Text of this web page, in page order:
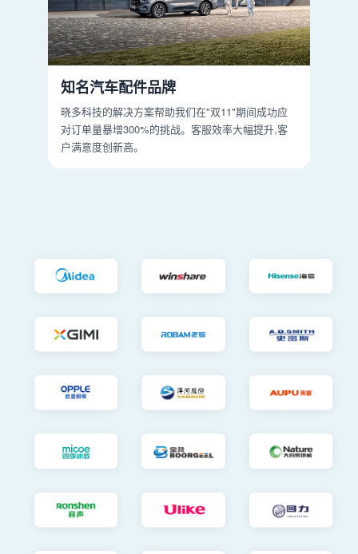
知名汽车配件品牌
晓多科技的解决方案帮助我们在"双11"期间成功应
对订单量暴增300%的挑战。客服效率大幅提升,客
户满意度创新高。